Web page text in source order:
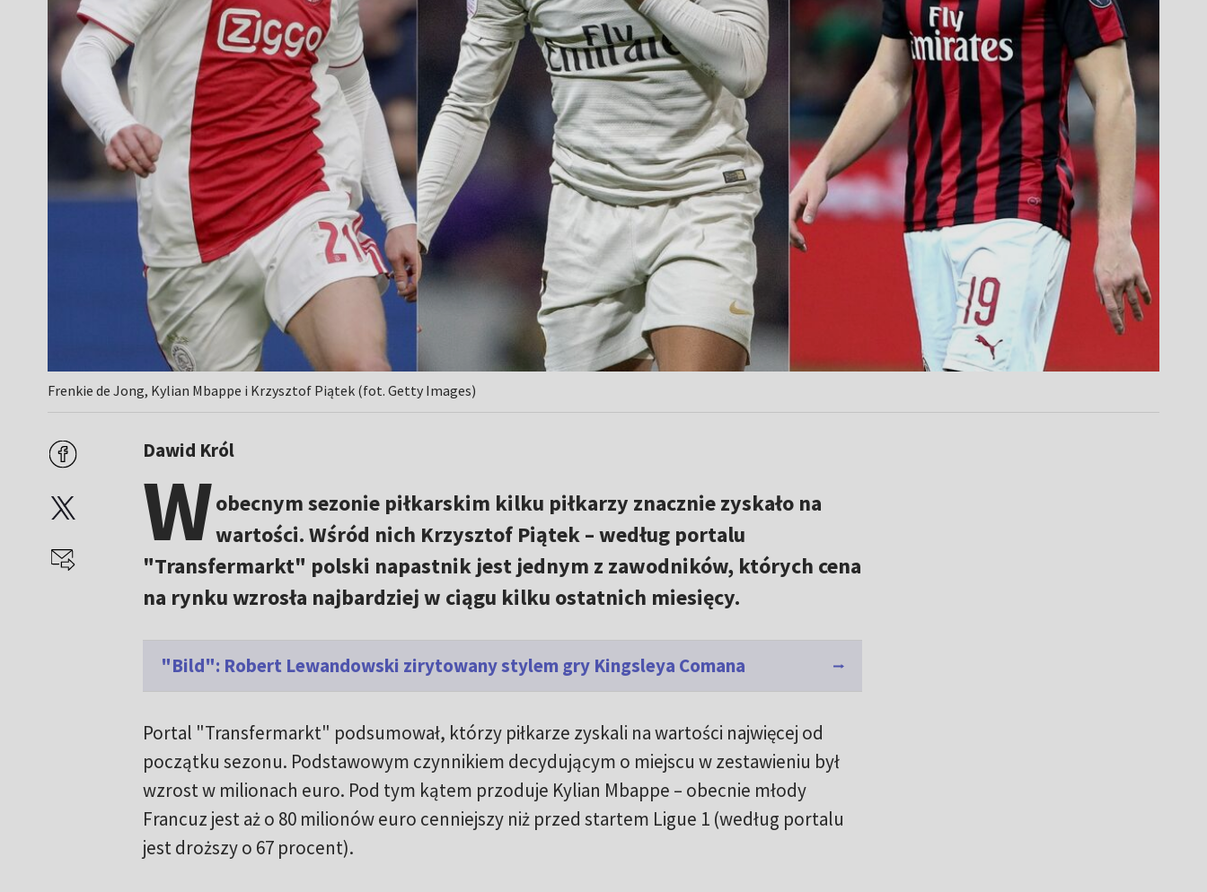
Frenkie de Jong, Kylian Mbappe i Krzysztof Piątek (fot. Getty Images)
Dawid Król
Wobecnym sezonie piłkarskim kilku piłkarzy znacznie zyskało na
wartości. Wśród nich Krzysztof Piątek – według portalu
"Transfermarkt" polski napastnik jest jednym z zawodników, których cena
na rynku wzrosła najbardziej w ciągu kilku ostatnich miesięcy.
"Bild": Robert Lewandowski zirytowany stylem gry Kingsleya Comana
Portal "Transfermarkt" podsumował, którzy piłkarze zyskali na wartości najwięcej od
początku sezonu. Podstawowym czynnikiem decydującym o miejscu w zestawieniu był
wzrost w milionach euro. Pod tym kątem przoduje Kylian Mbappe – obecnie młody
Francuz jest aż o 80 milionów euro cenniejszy niż przed startem Ligue 1 (według portalu
jest droższy o 67 procent).